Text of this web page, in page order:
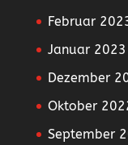
Februar
Januar 2023
Dezember
Oktober
September